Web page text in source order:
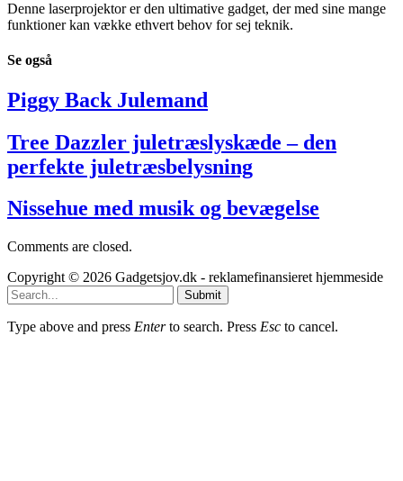
Denne laserprojektor er den ultimative gadget, der med sine mange
funktioner kan vække ethvert behov for sej teknik.
Se også
Piggy Back Julemand
Tree Dazzler juletræslyskæde – den
perfekte juletræsbelysning
Nissehue med musik og bevægelse
Comments are closed.
Copyright © 2026 Gadgetsjov.dk - reklamefinansieret hjemmeside
Submit
Type above and press Enterto search. Press Esc to cancel.